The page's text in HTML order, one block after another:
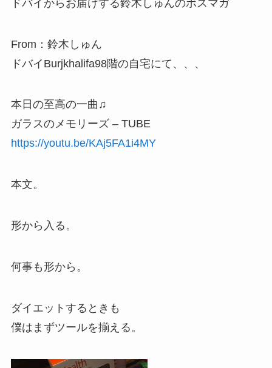
ドバイからお届けする鈴木しゅんのボスマガ
From：鈴木しゅん
ドバイBurjkhalifa98階の自宅にて、、、
本日の至高の一曲♫
ガラスのメモリーズ – TUBE
https://youtu.be/KAj5FA1i4MY
本文。
形から入る。
何事も形から。
ダイエットするときも
僕はまずツールを揃える。